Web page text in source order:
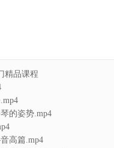
精品课程
的姿势.mp4
高篇.mp4